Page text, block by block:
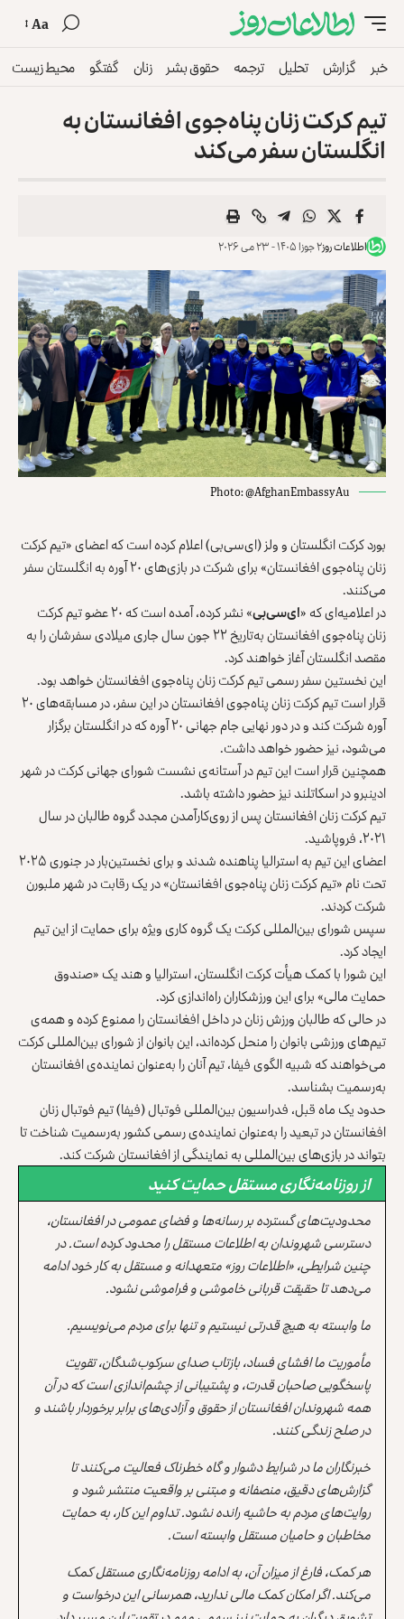
Aa
خبر گزارش تحلیل ترجمه حقوق بشر زنان گفتگو محیط زیست
تیم کرکت زنان پناه‌جوی افغانستان به
انگلستان سفر می‌کند
اطلاعات روز۲ جوزا ۱۴۰۵ - ۲۳ می ۲۰۲۶
Photo: @AfghanEmbassyAu
بورد کرکت انگلستان و ولز (ای‌سی‌بی) اعلام کرده است که اعضای «تیم کرکت
زنان پناه‌جوی افغانستان» برای شرکت در بازی‌های ۲۰ آوره به انگلستان سفر
می‌کنند.
در اعلامیه‌ای که «ای‌سی‌بی
» نشر کرده، آمده است که ۲۰ عضو تیم کرکت
زنان پناه‌جوی افغانستان به‌تاریخ ۲۲ جون سال جاری میلادی سفرشان را به
مقصد انگلستان آغاز خواهند کرد.
این نخستین سفر رسمی تیم کرکت زنان پناه‌جوی افغانستان خواهد بود.
قرار است تیم کرکت زنان پناه‌جوی افغانستان در این سفر، در مسابقه‌های ۲۰
آوره شرکت کند و در دور نهایی جام جهانی ۲۰ آوره که در انگلستان برگزار
می‌شود، نیز حضور خواهد داشت.
همچنین قرار است این تیم در آستانه‌ی نشست شورای جهانی کرکت در شهر
ادینبرو در اسکاتلند نیز حضور داشته باشد.
تیم کرکت زنان افغانستان پس از روی‌کارآمدن مجدد گروه طالبان در سال
۲۰۲۱، فروپاشید.
اعضای این تیم به استرالیا پناهنده شدند و برای نخستین‌بار در جنوری ۲۰۲۵
تحت نام «تیم کرکت زنان پناه‌جوی افغانستان» در یک رقابت در شهر ملبورن
شرکت کردند.
سپس شورای بین‌المللی کرکت یک گروه کاری ویژه‌ برای حمایت از این تیم
ایجاد کرد.
این شورا با کمک هیأت کرکت انگلستان، استرالیا و هند یک «صندوق
حمایت مالی» برای این ورزشکاران راه‌اندازی کرد.
در حالی که طالبان ورزش زنان در داخل افغانستان را ممنوع کرده‌ و همه‌ی
تیم‌های ورزشی بانوان را منحل کرده‌اند، این بانوان از شورای بین‌المللی کرکت
می‌خواهند که شبیه الگوی فیفا، تیم آنان را به‌عنوان نماینده‌ی افغانستان
به‌رسمیت بشناسد.
حدود یک ماه قبل، فدراسیون بین‌المللی فوتبال (فیفا) تیم فوتبال زنان
افغانستان در تبعید را به‌عنوان نماینده‌ی رسمی کشور به‌رسمیت شناخت تا
بتواند در بازی‌های بین‌المللی به نمایندگی از افغانستان شرکت کند.
از روزنامه‌نگاری مستقل حمایت کنید
محدودیت‌های گسترده بر رسانه‌ها و فضای عمومی در افغانستان،
دسترسی شهروندان به اطلاعات مستقل را محدود کرده است. در
چنین شرایطی، «اطلاعات روز» متعهدانه و مستقل به کار خود ادامه
می‌دهد تا حقیقت قربانی خاموشی و فراموشی نشود.
ما وابسته به هیچ قدرتی نیستیم و تنها برای مردم می‌نویسیم.
مأموریت ما افشای فساد، بازتاب صدای سرکوب‌شدگان، تقویت
پاسخگویی صاحبان قدرت، و پشتیبانی از چشم‌اندازی است که در آن
همه شهروندان افغانستان از حقوق و آزادی‌های برابر برخوردار باشند و
در صلح زندگی کنند.
خبرنگاران ما در شرایط دشوار و گاه خطرناک فعالیت می‌کنند تا
گزارش‌های دقیق، منصفانه و مبتنی بر واقعیت منتشر شود و
روایت‌های مردم به حاشیه رانده نشود. تداوم این کار، به حمایت
مخاطبان و حامیان مستقل وابسته است.
هر کمک، فارغ از میزان آن، به ادامه روزنامه‌نگاری مستقل کمک
می‌کند. اگر امکان کمک مالی ندارید، همرسانی این درخواست و